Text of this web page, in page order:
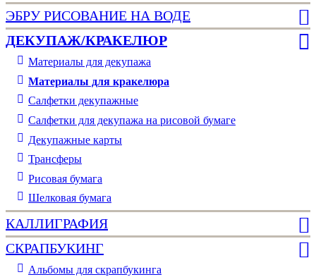
ЭБРУ РИСОВАНИЕ НА ВОДЕ
ДЕКУПАЖ/КРАКЕЛЮР
Материалы для декупажа
Материалы для кракелюра
Cалфетки декупажные
Салфетки для декупажа на рисовой бумаге
Декупажные карты
Трансферы
Рисовая бумага
Шелковая бумага
КАЛЛИГРАФИЯ
СКРАПБУКИНГ
Альбомы для скрапбукинга